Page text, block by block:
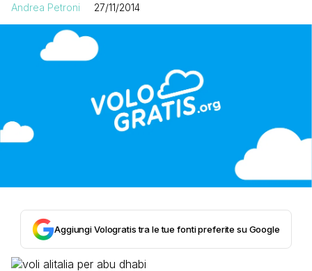
Andrea Petroni 27/11/2014
Aggiungi Vologratis tra le tue fonti preferite su Google